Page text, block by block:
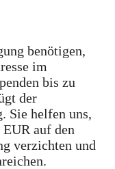
benötigen,
im
bis zu
der
Sie helfen uns,
auf den
verzichten und